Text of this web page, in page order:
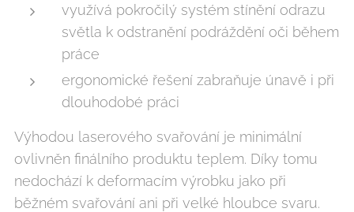
využívá pokročilý systém stínění odrazu
světla k odstranění podráždění oči během
práce
ergonomické řešení zabraňuje únavě i při
dlouhodobé práci
Výhodou laserového svařování je minimální
ovlivněn finálního produktu teplem. Díky tomu
nedochází k deformacím výrobku jako při
běžném svařování ani při velké hloubce svaru.